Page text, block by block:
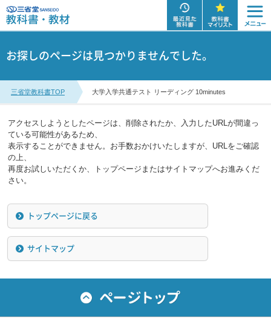
お探しのページは見つかりませんでした。
三省堂教科書TOP 大学入学共通テスト リーディング 10minutes
アクセスしようとしたページは、削除されたか、入力したURLが間違っ
ている可能性があるため、
表示することができません。お手数おかけいたしますが、URLをご確認
の上、
再度お試しいただくか、トップページまたはサイトマップへお進みくだ
さい。
トップページに戻る
サイトマップ